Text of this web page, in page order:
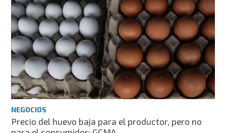
NEGOCIOS
Precio del huevo baja para el productor, pero no